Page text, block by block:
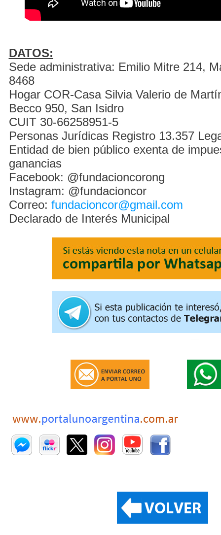
DATOS:
Sede administrativa: Emilio Mitre 214,
8468
Hogar COR-Casa Silvia Valerio de
Becco 950, San Isidro
CUIT 30-66258951-5
Personas Jurídicas Registro 13.357
Entidad de bien público exenta de
ganancias
Facebook: @fundacioncorong
Instagram: @fundacioncor
Correo: fundacioncor@gmail.com
Declarado de Interés Municipal